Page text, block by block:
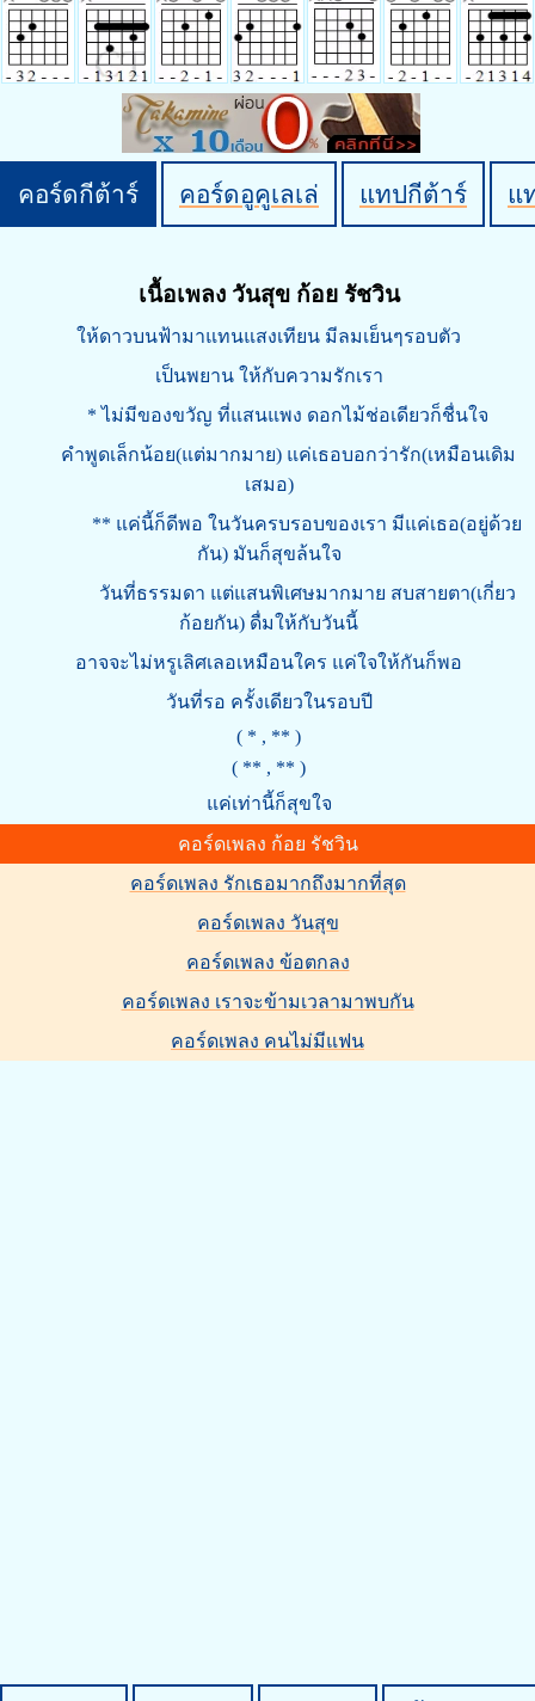
คอร์ดกีต้าร์ คอร์ดอูคูเลเล่ แทปกีต้าร์ แ
เนื้อเพลง วันสุข ก้อย รัชวิน
ให้ดาวบนฟ้ามาแทนแสงเทียน มีลมเย็นๆรอบตัว
เป็นพยาน ให้กับความรักเรา
* ไม่มีของขวัญ ที่แสนแพง ดอกไม้ช่อเดียวก็ชื่นใจ
คำพูดเล็กน้อย(แต่มากมาย) แค่เธอบอกว่ารัก(เหมือนเดิม
เสมอ)
** แค่นี้ก็ดีพอ ในวันครบรอบของเรา มีแค่เธอ(อยู่ด้วย
กัน) มันก็สุขล้นใจ
วันที่ธรรมดา แต่แสนพิเศษมากมาย สบสายตา(เกี่ยว
ก้อยกัน) ดื่มให้กับวันนี้
อาจจะไม่หรูเลิศเลอเหมือนใคร แค่ใจให้กันก็พอ
วันที่รอ ครั้งเดียวในรอบปี
( * , ** )
( ** , ** )
แค่เท่านี้ก็สุขใจ
คอร์ดเพลง ก้อย รัชวิน
คอร์ดเพลง รักเธอมากถึงมากที่สุด
คอร์ดเพลง วันสุข
คอร์ดเพลง ข้อตกลง
คอร์ดเพลง เราจะข้ามเวลามาพบกัน
คอร์ดเพลง คนไม่มีแฟน